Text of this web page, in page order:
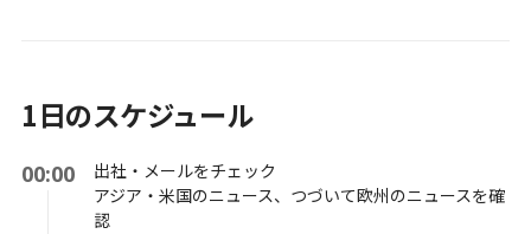
1日のスケジュール
00:00
出社・メールをチェック
アジア・米国のニュース、つづいて欧州のニュースを確
認